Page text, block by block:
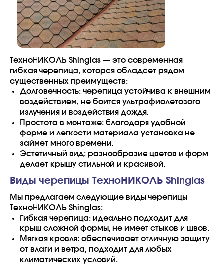
ТехноНИКОЛЬ Shinglas — это современная
гибкая черепица, которая обладает рядом
существенных преимуществ:
Долговечность: черепица устойчива к внешним
воздействием, не боится ультрафиолетового
излучения и воздействия дождя.
Простота в монтаже: благодаря удобной
форме и легкости материала установка не
займет много времени.
Эстетичный вид: разнообразие цветов и форм
делает крышу стильной и красивой.
Виды черепицы ТехноНИКОЛЬ Shinglas
Мы предлагаем следующие виды черепицы
ТехноНИКОЛЬ Shinglas:
Гибкая черепица: идеально подходит для
крыш сложной формы, не имеет стыков и швов.
Мягкая кровля: обеспечивает отличную защиту
от влаги и ветра, подходит для любых
климатических условий.